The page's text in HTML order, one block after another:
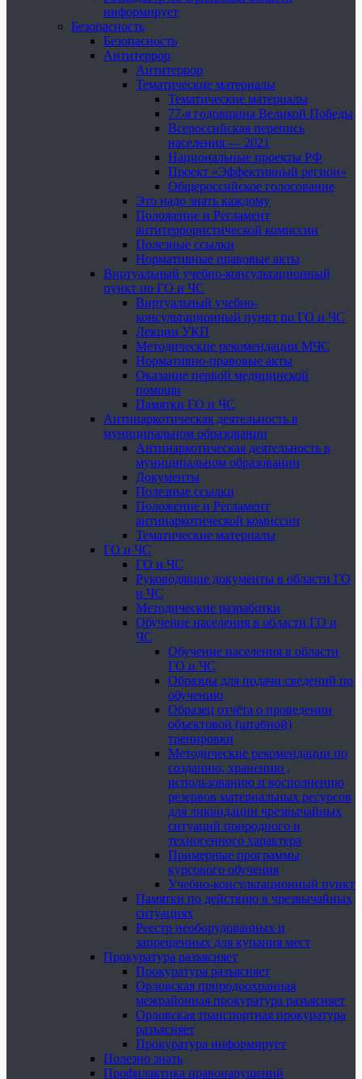
информирует
Безопасность
Безопасность
Антитеррор
Антитеррор
Тематические материалы
Тематические материалы
77-я годовщина Великой Победы
Всероссийская перепись
населения — 2021
Национальные проекты РФ
Проект «Эффективный регион»
Общероссийское голосование
Это надо знать каждому
Положение и Регламент
антитеррористической комиссии
Полезные ссылки
Нормативные правовые акты
Виртуальный учебно-консультационный
пункт по ГО и ЧС
Виртуальный учебно-
консультационный пункт по ГО и ЧС
Лекции УКП
Методические рекомендации МЧС
Нормативно-правовые акты
Оказание первой медицинской
помощи
Памятки ГО и ЧС
Антинаркотическая деятельность в
муниципальном образовании
Антинаркотическая деятельность в
муниципальном образовании
Документы
Полезные ссылки
Положение и Регламент
антинаркотической комиссии
Тематические материалы
ГО и ЧС
ГО и ЧС
Руководящие документы в области ГО
и ЧС
Методические разработки
Обучение населения в области ГО и
ЧС
Обучение населения в области
ГО и ЧС
Образцы для подачи сведений по
обучению
Образец отчёта о проведении
объектовой (штабной)
тренировки
Методические рекомендации по
созданию, хранению ,
использованию и восполнению
резервов материальных ресурсов
для ликвидации чрезвычайных
ситуаций природного и
техногенного характера
Примерные программы
курсового обучения
Учебно-консультационный пункт
Памятки по действию в чрезвычайных
ситуациях
Реестр необорудованных и
запрещенных для купания мест
Прокуратура разъясняет
Прокуратура разъясняет
Орловская природоохранная
межрайонная прокуратура разъясняет
Орловская транспортная прокуратура
разъясняет
Прокуратура информирует
Полезно знать
Профилактика правонарушений